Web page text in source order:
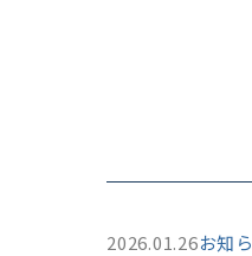
2026.01.26お知